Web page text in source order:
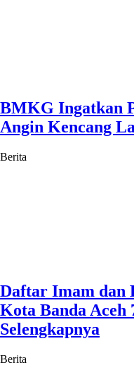
BMKG Ingatkan
Angin Kencang
Berita
Daftar Imam dan
Kota Banda Aceh
Selengkapnya
Berita